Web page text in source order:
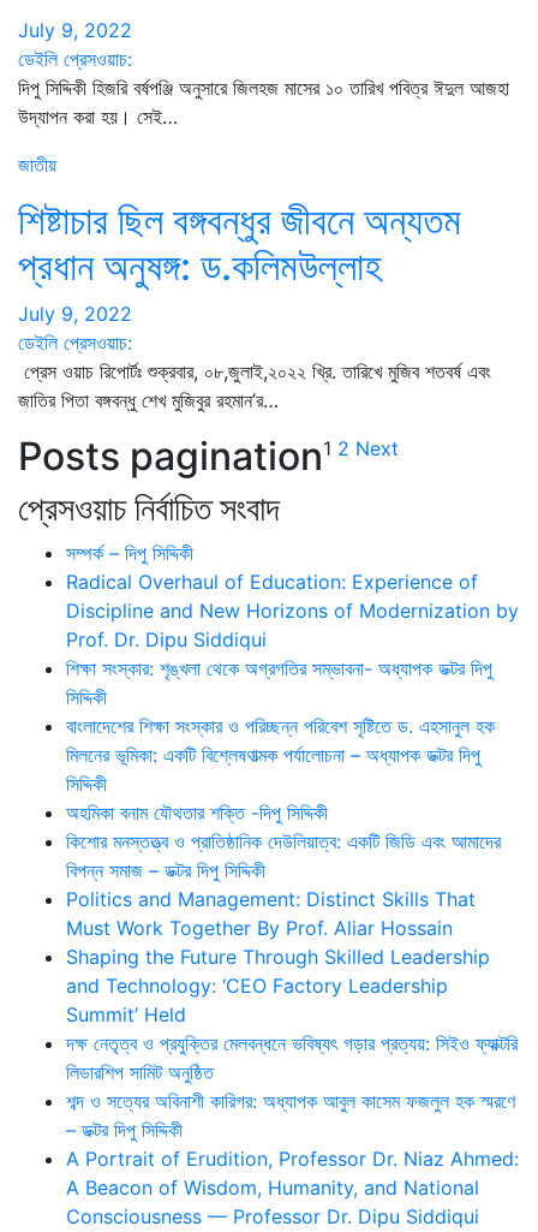
July 9, 2022
ডেইলি প্রেসওয়াচ:
দিপু সিদ্দিকী হিজরি বর্ষপঞ্জি অনুসারে জিলহজ মাসের ১০ তারিখ পবিত্র ঈদুল আজহা
উদ্‌যাপন করা হয়। সেই…
জাতীয়
শিষ্টাচার ছিল বঙ্গবন্ধুর জীবনে অন্যতম
প্রধান অনুষঙ্গ: ড.কলিমউল্লাহ
July 9, 2022
ডেইলি প্রেসওয়াচ:
প্রেস ওয়াচ রিপোর্টঃ শুক্রবার, ০৮,জুলাই,২০২২ খ্রি. তারিখে মুজিব শতবর্ষ এবং
জাতির পিতা বঙ্গবন্ধু শেখ মুজিবুর রহমান’র…
Posts pagination1 2 Next
প্রেসওয়াচ নির্বাচিত সংবাদ
সম্পর্ক – দিপু সিদ্দিকী
Radical Overhaul of Education: Experience of
Discipline and New Horizons of Modernization by
Prof. Dr. Dipu Siddiqui
শিক্ষা সংস্কার: শৃঙ্খলা থেকে অগ্রগতির সম্ভাবনা- অধ্যাপক ডক্টর দিপু
সিদ্দিকী
বাংলাদেশের শিক্ষা সংস্কার ও পরিচ্ছন্ন পরিবেশ সৃষ্টিতে ড. এহসানুল হক
মিলনের ভূমিকা: একটি বিশ্লেষণাত্মক পর্যালোচনা – অধ্যাপক ডক্টর দিপু
সিদ্দিকী
অহমিকা বনাম যৌথতার শক্তি -দিপু সিদ্দিকী
কিশোর মনস্তত্ত্ব ও প্রাতিষ্ঠানিক দেউলিয়াত্ব: একটি জিডি এবং আমাদের
বিপন্ন সমাজ – ডক্টর দিপু সিদ্দিকী
Politics and Management: Distinct Skills That
Must Work Together By Prof. Aliar Hossain
Shaping the Future Through Skilled Leadership
and Technology: ‘CEO Factory Leadership
Summit’ Held
দক্ষ নেতৃত্ব ও প্রযুক্তির মেলবন্ধনে ভবিষ্যৎ গড়ার প্রত্যয়: সিইও ফ্যাক্টরি
লিডারশিপ সামিট অনুষ্ঠিত
শব্দ ও সত্যের অবিনাশী কারিগর: অধ্যাপক আবুল কাসেম ফজলুল হক স্মরণে
– ডক্টর দিপু সিদ্দিকী
A Portrait of Erudition, Professor Dr. Niaz Ahmed:
A Beacon of Wisdom, Humanity, and National
Consciousness — Professor Dr. Dipu Siddiqui